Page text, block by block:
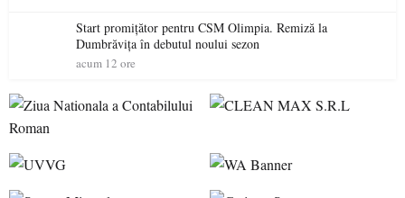
Start promițător pentru CSM Olimpia. Remiză la
Dumbrăvița în debutul noului sezon
acum 12 ore